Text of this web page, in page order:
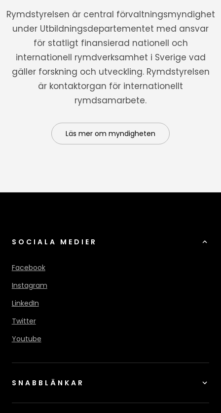
Rymdstyrelsen är central förvaltningsmyndighet
under Utbildningsdepartementet med ansvar
för statligt finansierad nationell och
internationell rymdverksamhet i Sverige vad
gäller forskning och utveckling. Rymdstyrelsen
är kontaktorgan för internationellt
rymdsamarbete.
Läs mer om myndigheten
SOCIALA MEDIER
Facebook
Instagram
LinkedIn
Twitter
Youtube
SNABBLÄNKAR